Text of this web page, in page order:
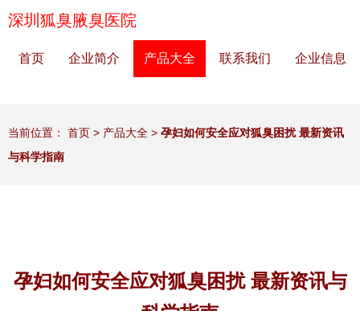
深圳狐臭腋臭医院
首页 企业简介 产品大全 联系我们 企业信息
当前位置： 首页 > 产品大全 > 孕妇如何安全应对狐臭困扰 最新资讯
与科学指南
孕妇如何安全应对狐臭困扰 最新资讯与